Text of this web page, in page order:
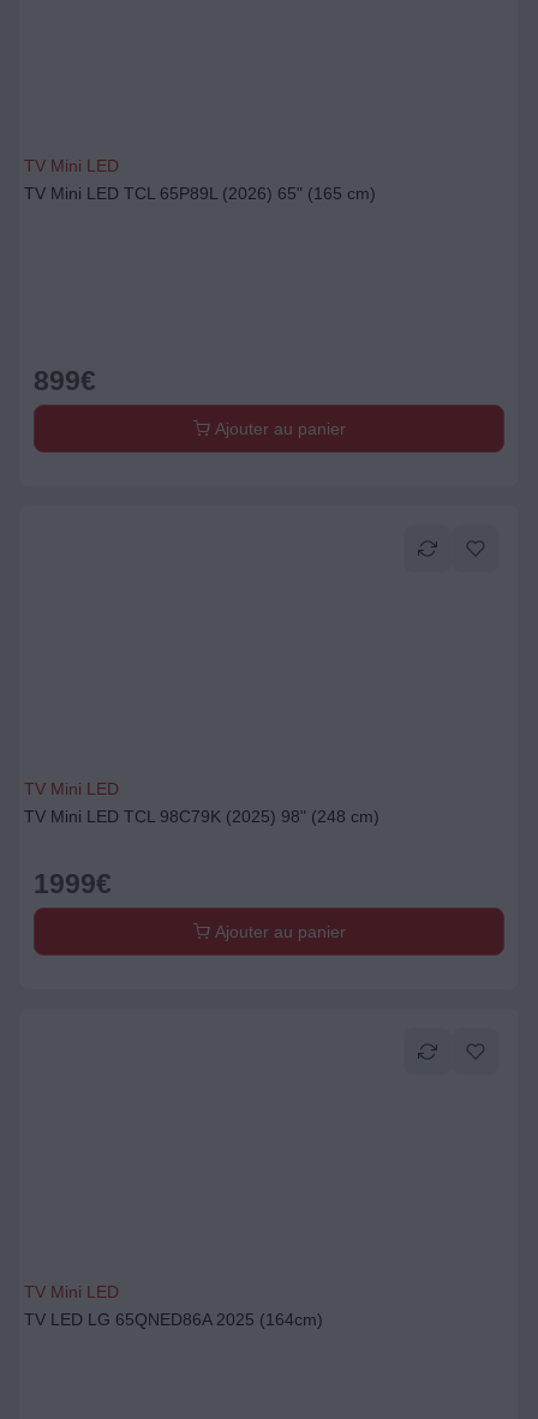
TV Mini LED
TV Mini LED TCL 65P89L (2026) 65" (165 cm)
899€
Ajouter au panier
TV Mini LED
TV Mini LED TCL 98C79K (2025) 98" (248 cm)
1999€
Ajouter au panier
TV Mini LED
TV LED LG 65QNED86A 2025 (164cm)